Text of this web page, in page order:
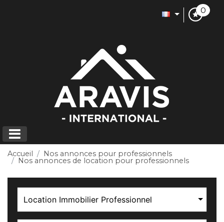
0
Accueil Nos annonces pour professionnels
Nos annonces de location pour professionnels
Location Immobilier Professionnel